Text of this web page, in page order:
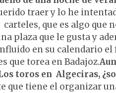
traer y lo he
que es algo que
plaza que le gusta y
en su calendario
que torea en Badajoz.
toros en Algeciras,
que tiene el organizar